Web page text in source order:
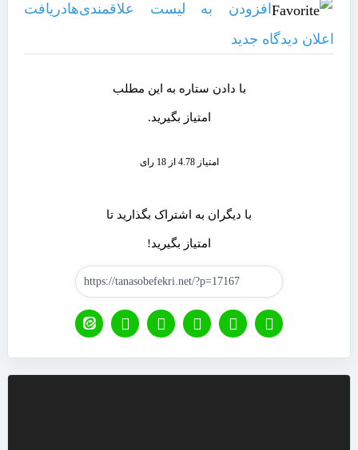
افزودن به لیست علاقمندی‌هادریافت
اعلان دیدگاه‌ جدید
با دادن ستاره به این مطلب
امتیاز بگیرید.
امتیاز 4.78 از 18 رای
با دیگران به اشتراک بگذارید تا
امتیاز بگیرید!